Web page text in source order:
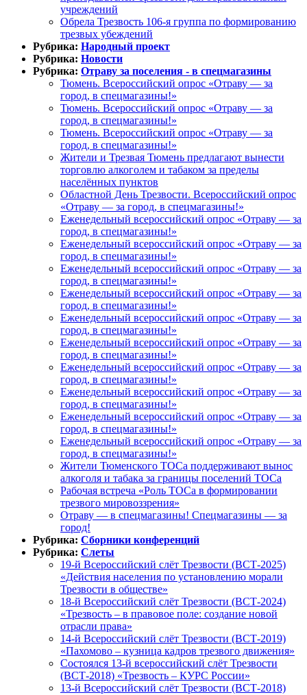
учреждений
Обрела Трезвость 106-я группа по формированию
трезвых убеждений
Рубрика: Народный проект
Рубрика: Новости
Рубрика: Отраву за поселения - в спецмагазины
Тюмень. Всероссийский опрос «Отраву — за
город, в спецмагазины!»
Тюмень. Всероссийский опрос «Отраву — за
город, в спецмагазины!»
Тюмень. Всероссийский опрос «Отраву — за
город, в спецмагазины!»
Жители и Трезвая Тюмень предлагают вынести
торговлю алкоголем и табаком за пределы
населённых пунктов
Областной День Трезвости. Всероссийский опрос
«Отраву — за город, в спецмагазины!»
Еженедельный всероссийский опрос «Отраву — за
город, в спецмагазины!»
Еженедельный всероссийский опрос «Отраву — за
город, в спецмагазины!»
Еженедельный всероссийский опрос «Отраву — за
город, в спецмагазины!»
Еженедельный всероссийский опрос «Отраву — за
город, в спецмагазины!»
Еженедельный всероссийский опрос «Отраву — за
город, в спецмагазины!»
Еженедельный всероссийский опрос «Отраву — за
город, в спецмагазины!»
Еженедельный всероссийский опрос «Отраву — за
город, в спецмагазины!»
Еженедельный всероссийский опрос «Отраву — за
город, в спецмагазины!»
Еженедельный всероссийский опрос «Отраву — за
город, в спецмагазины!»
Еженедельный всероссийский опрос «Отраву — за
город, в спецмагазины!»
Жители Тюменского ТОСа поддерживают вынос
алкоголя и табака за границы поселений ТОСа
Рабочая встреча «Роль ТОСа в формировании
трезвого мировоззрения»
Отраву — в спецмагазины! Спецмагазины — за
город!
Рубрика: Сборники конференций
Рубрика: Слеты
19-й Всероссийский слёт Трезвости (ВСТ-2025)
«Действия населения по установлению морали
Трезвости в обществе»
18-й Всероссийский слёт Трезвости (ВСТ-2024)
«Трезвость – в правовое поле: создание новой
отрасли права»
14-й Всероссийский слёт Трезвости (ВСТ-2019)
«Пахомово – кузница кадров трезвого движения»
Состоялся 13-й всероссийский слёт Трезвости
(ВСТ-2018) «Трезвость – КУРС России»
13-й Всероссийский слёт Трезвости (ВСТ-2018)